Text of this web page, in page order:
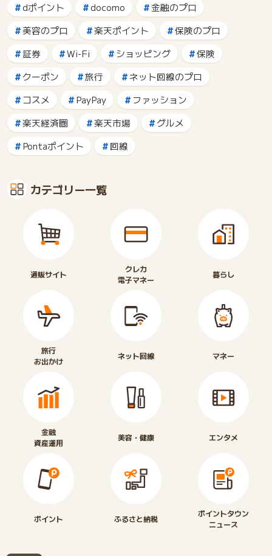
dポイント
docomo
金融のプロ
美容のプロ
楽天ポイント
保険のプロ
証券
Wi-Fi ショッピング
保険
クーポン
旅行
ネット回線のプロ
コスメ
PayPay
ファッション
楽天経済圏
楽天市場
グルメ
Pontaポイント
回線
カテゴリー一覧
通販サイト
クレカ
電子マネー
暮らし
旅行
お出かけ
ネット回線 マネー
金融
資産運用
美容・健康 エンタメ
ポイント ふるさと納税
ポイントタウン
ニュース